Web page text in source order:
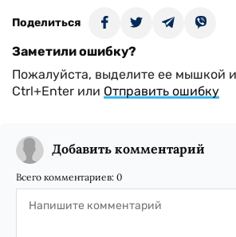
Поделиться
Заметили ошибку?
Пожалуйста, выделите ее мышкой
Ctrl+Enter или Отправить ошибку
Добавить комментарий
Всего комментариев: 0